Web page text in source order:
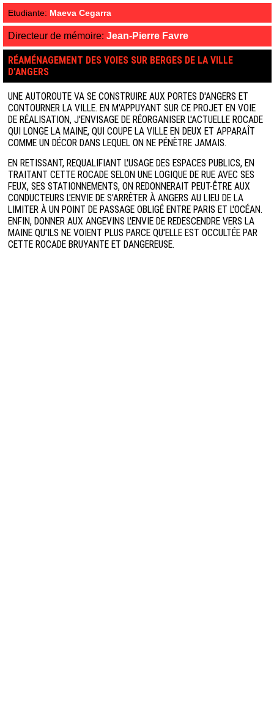
Etudiante: Maeva Cegarra
Directeur de mémoire: Jean-Pierre Favre
RÉAMÉNAGEMENT DES VOIES SUR BERGES DE LA VILLE
D'ANGERS
UNE AUTOROUTE VA SE CONSTRUIRE AUX PORTES D'ANGERS ET
CONTOURNER LA VILLE. EN M'APPUYANT SUR CE PROJET EN VOIE
DE RÉALISATION, J'ENVISAGE DE RÉORGANISER L'ACTUELLE ROCADE
QUI LONGE LA MAINE, QUI COUPE LA VILLE EN DEUX ET APPARAÎT
COMME UN DÉCOR DANS LEQUEL ON NE PÉNÈTRE JAMAIS.
EN RETISSANT, REQUALIFIANT L'USAGE DES ESPACES PUBLICS, EN
TRAITANT CETTE ROCADE SELON UNE LOGIQUE DE RUE AVEC SES
FEUX, SES STATIONNEMENTS, ON REDONNERAIT PEUT-ÊTRE AUX
CONDUCTEURS L'ENVIE DE S'ARRÊTER À ANGERS AU LIEU DE LA
LIMITER À UN POINT DE PASSAGE OBLIGÉ ENTRE PARIS ET L'OCÉAN.
ENFIN, DONNER AUX ANGEVINS L'ENVIE DE REDESCENDRE VERS LA
MAINE QU'ILS NE VOIENT PLUS PARCE QU'ELLE EST OCCULTÉE PAR
CETTE ROCADE BRUYANTE ET DANGEREUSE.